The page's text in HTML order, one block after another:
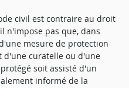
civil est contraire au droit
n'impose pas que, dans
mesure de protection
d'une curatelle ou d'une
soit assisté d'un
informé de la